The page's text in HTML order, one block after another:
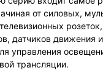
от силовых,
датчиков движения
управления
трансляции.